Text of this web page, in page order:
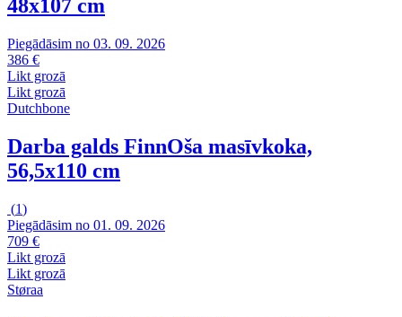
48x107 cm
Piegādāsim no 03. 09. 2026
386 €
Likt grozā
Likt grozā
Dutchbone
Darba galds FinnOša masīvkoka,
56,5x110 cm
(1)
Piegādāsim no 01. 09. 2026
709 €
Likt grozā
Likt grozā
Støraa